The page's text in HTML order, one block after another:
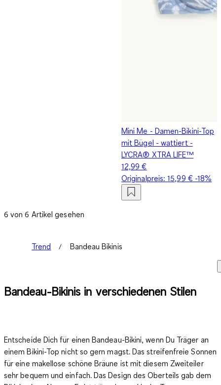
Mini Me - Damen-Bikini-Top
mit Bügel - wattiert -
LYCRA® XTRA LIFE™
12,99 €
Originalpreis:15,99 €-18%
6 von 6 Artikel gesehen
Trend Bandeau Bikinis
Bandeau-Bikinis in verschiedenen Stilen
Entscheide Dich für einen Bandeau-Bikini, wenn Du Träger an
einem Bikini-Top nicht so gern magst. Das streifenfreie Sonnen
für eine makellose schöne Bräune ist mit diesem Zweiteiler
sehr bequem und einfach. Das Design des Oberteils gab dem